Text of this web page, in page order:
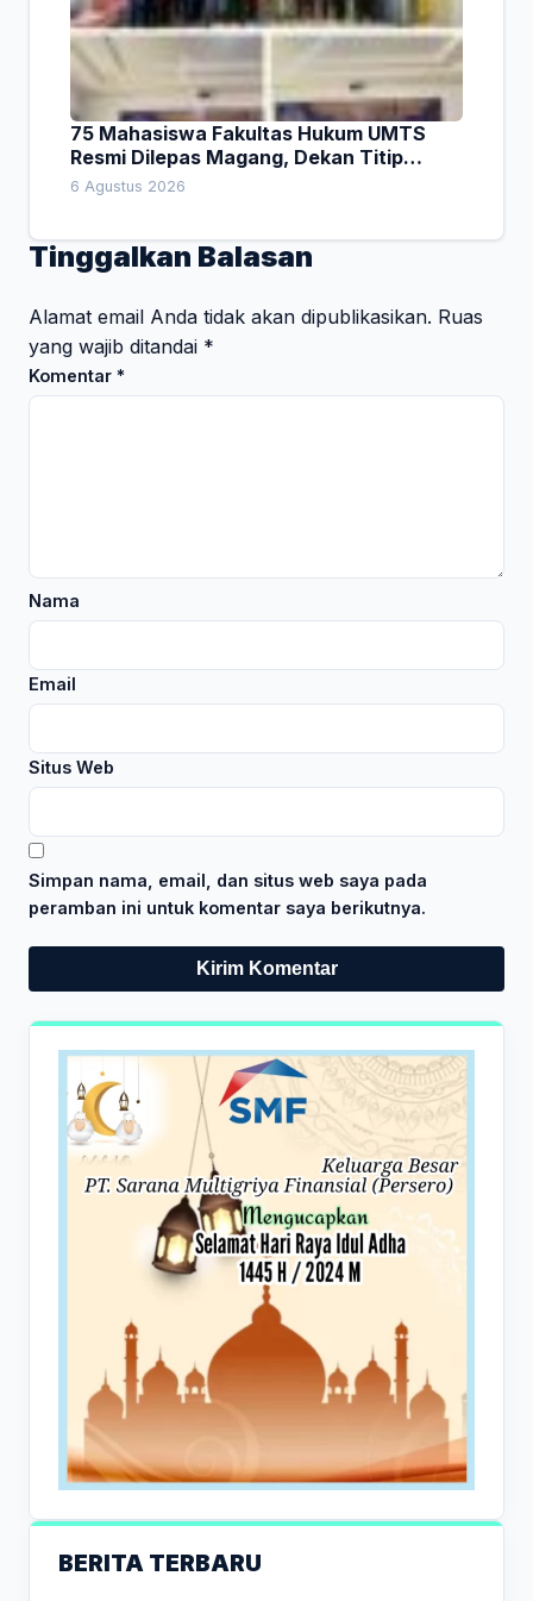
75 Mahasiswa Fakultas Hukum UMTS
Resmi Dilepas Magang, Dekan Titip
Empat Pesan Penting
6 Agustus 2026
Tinggalkan Balasan
Alamat email Anda tidak akan dipublikasikan. Ruas
yang wajib ditandai *
Komentar *
Nama
Email
Situs Web
Simpan nama, email, dan situs web saya pada
peramban ini untuk komentar saya berikutnya.
BERITA TERBARU